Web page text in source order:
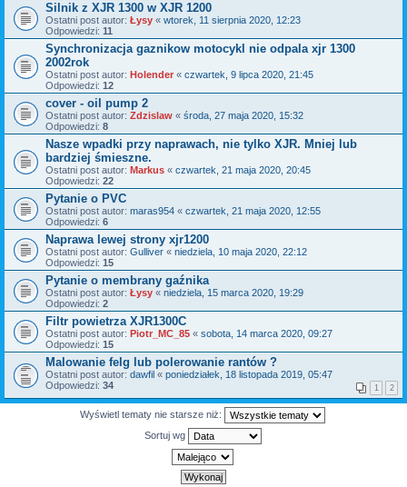
Silnik z XJR 1300 w XJR 1200
Ostatni post autor: Łysy « wtorek, 11 sierpnia 2020, 12:23
Odpowiedzi: 11
Synchronizacja gaznikow motocykl nie odpala xjr 1300
2002rok
Ostatni post autor: Holender « czwartek, 9 lipca 2020, 21:45
Odpowiedzi: 12
cover - oil pump 2
Ostatni post autor: Zdzislaw « środa, 27 maja 2020, 15:32
Odpowiedzi: 8
Nasze wpadki przy naprawach, nie tylko XJR. Mniej lub
bardziej śmieszne.
Ostatni post autor: Markus « czwartek, 21 maja 2020, 20:45
Odpowiedzi: 22
Pytanie o PVC
Ostatni post autor: maras954 « czwartek, 21 maja 2020, 12:55
Odpowiedzi: 6
Naprawa lewej strony xjr1200
Ostatni post autor: Gulliver « niedziela, 10 maja 2020, 22:12
Odpowiedzi: 15
Pytanie o membrany gaźnika
Ostatni post autor: Łysy « niedziela, 15 marca 2020, 19:29
Odpowiedzi: 2
Filtr powietrza XJR1300C
Ostatni post autor: Piotr_MC_85 « sobota, 14 marca 2020, 09:27
Odpowiedzi: 15
Malowanie felg lub polerowanie rantów ?
Ostatni post autor: dawfil « poniedziałek, 18 listopada 2019, 05:47
Odpowiedzi: 34 1 2
Wyświetl tematy nie starsze niż:
Sortuj wg